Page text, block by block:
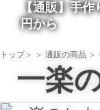
【通販】手
円から
トップ＞ ＞ 通販の商品 ＞
一楽